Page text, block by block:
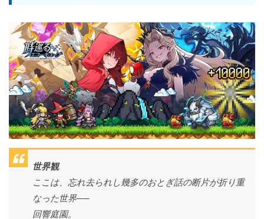
世界観
ここは、忘れ去られし幾多のおとぎ話の断片が折り重
なった世界──
回響庭園。